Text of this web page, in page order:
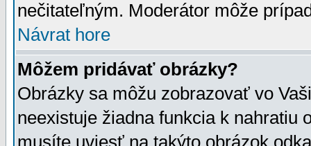
nečitateľným. Moderátor môže
Návrat hore
Môžem pridávať obrázky?
Obrázky sa môžu zobrazovať vo
neexistuje žiadna funkcia k nahratiu
musíte uviesť na takýto obrázok